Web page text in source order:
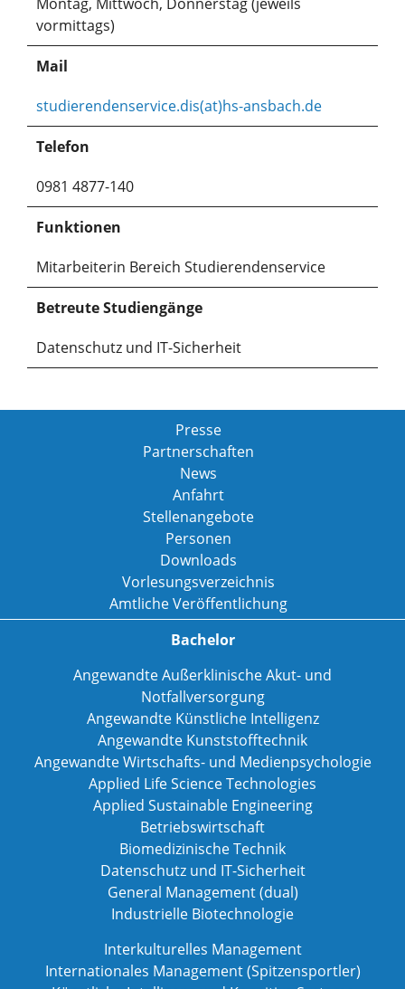
vormittags)
Mail
studierendenservice.dis(at)hs-ansbach.de
Telefon
0981 4877-140
Funktionen
Mitarbeiterin Bereich Studierendenservice
Betreute Studiengänge
Datenschutz und IT-Sicherheit
Presse
Partnerschaften
News
Anfahrt
Stellenangebote
Personen
Downloads
Vorlesungsverzeichnis
Amtliche Veröffentlichung
Bachelor
Angewandte Außerklinische Akut- und
Notfallversorgung
Angewandte Künstliche Intelligenz
Angewandte Kunststofftechnik
Angewandte Wirtschafts- und Medienpsychologie
Applied Life Science Technologies
Applied Sustainable Engineering
Betriebswirtschaft
Biomedizinische Technik
Datenschutz und IT-Sicherheit
General Management (dual)
Industrielle Biotechnologie
Interkulturelles Management
Internationales Management (Spitzensportler)